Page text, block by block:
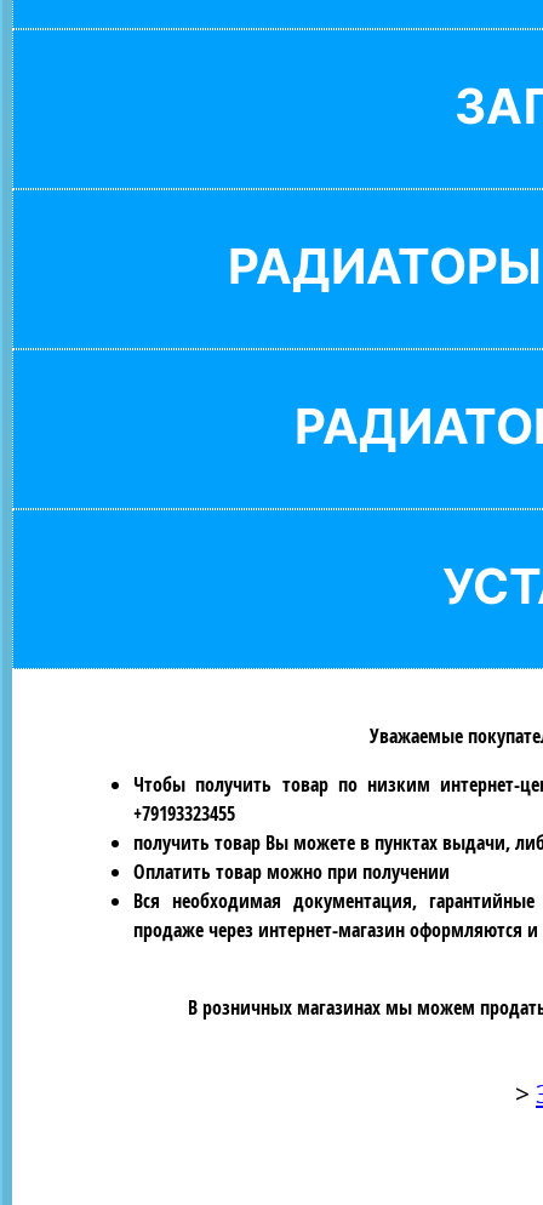
Уважаемые
Чтобы получить товар по низким интернет-
+79193323455
получить товар Вы можете в пунктах выдачи,
Оплатить товар можно при получении
Вся необходимая документация,
продаже через интернет-магазин оформляются
В розничных магазинах мы можем
>